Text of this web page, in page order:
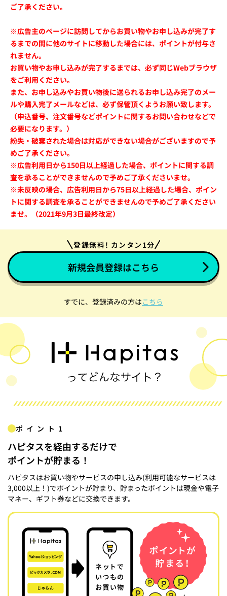
ご了承ください。
※広告主のページに訪問してからお買い物やお申し込みが完了す
るまでの間に他のサイトに移動した場合には、ポイントが付与さ
れません。
お買い物やお申し込みが完了するまでは、必ず同じWebブラウザ
をご利用ください。
また、お申し込みやお買い物後に送られるお申し込み完了のメー
ルや購入完了メールなどは、必ず保管頂くようお願い致します。
（申込番号、注文番号などポイントに関するお問い合わせなどで
必要になります。）
紛失・破棄された場合は対応ができない場合がございますので予
めご了承ください。
※広告利用日から150日以上経過した場合、ポイントに関する調
査を承ることができませんので予めご了承くださいませ。
※未反映の場合、広告利用日から75日以上経過した場合、ポイン
トに関する調査を承ることができませんので予めご了承ください
ませ。（2021年9月3日最終改定）
登録無料! カンタン1分
新規会員登録はこちら
すでに、登録済みの方はこちら
ポイント1
ハピタスを経由するだけで
ポイントが貯まる！
ハピタスはお買い物やサービスの申し込み(利用可能なサービスは
3,000以上！)でポイントが貯まり、貯まったポイントは現金や電子
マネー、ギフト券などに交換できます。